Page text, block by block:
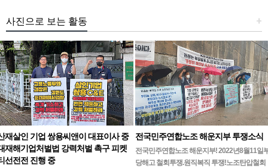
+
사진으로 보는 활동
재살인 기업 쌍용씨앤이 대표이사 중
재해기업처벌법 강력처벌 촉구 피켓
선전전 진행 중
전국민주연합노조 해운지부 투쟁소식
전국민주연합노조 해운지부! 2022년8월11일
당해고 철회투쟁.원직복직 투쟁!노조탄압철회